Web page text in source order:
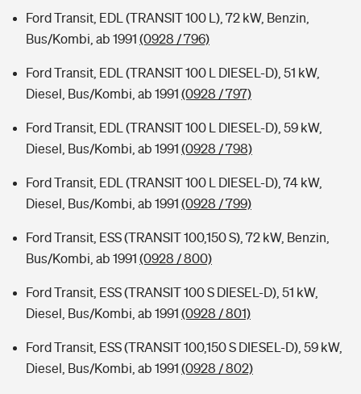
Ford Transit, EDL (TRANSIT 100 L), 72 kW, Benzin,
Bus/Kombi, ab 1991 (0928 / 796)
Ford Transit, EDL (TRANSIT 100 L DIESEL-D), 51 kW,
Diesel, Bus/Kombi, ab 1991 (0928 / 797)
Ford Transit, EDL (TRANSIT 100 L DIESEL-D), 59 kW,
Diesel, Bus/Kombi, ab 1991 (0928 / 798)
Ford Transit, EDL (TRANSIT 100 L DIESEL-D), 74 kW,
Diesel, Bus/Kombi, ab 1991 (0928 / 799)
Ford Transit, ESS (TRANSIT 100,150 S), 72 kW, Benzin,
Bus/Kombi, ab 1991 (0928 / 800)
Ford Transit, ESS (TRANSIT 100 S DIESEL-D), 51 kW,
Diesel, Bus/Kombi, ab 1991 (0928 / 801)
Ford Transit, ESS (TRANSIT 100,150 S DIESEL-D), 59 kW,
Diesel, Bus/Kombi, ab 1991 (0928 / 802)